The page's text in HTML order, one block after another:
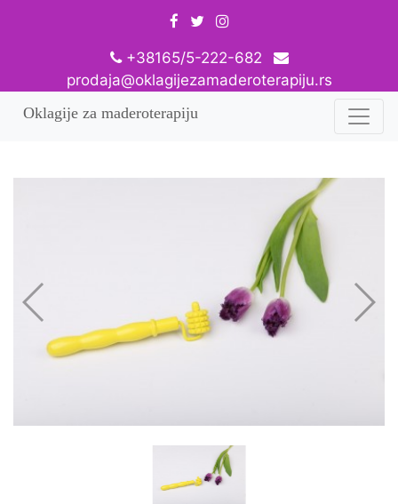
+38165/5-222-682
prodaja@oklagijezamaderoterapiju.rs
Oklagije za maderoterapiju